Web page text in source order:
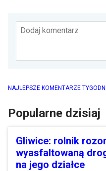
Dodaj komentarz
NAJLEPSZE KOMENTARZE
Popularne dzisiaj
Gliwice: rolnik
wyasfaltowaną
na jego działce